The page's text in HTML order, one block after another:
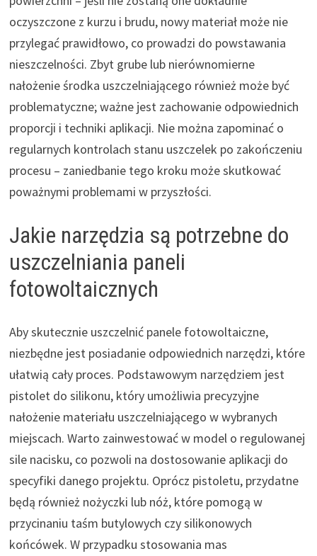
oczyszczone z kurzu i brudu, nowy materiał może nie
przylegać prawidłowo, co prowadzi do powstawania
nieszczelności. Zbyt grube lub nierównomierne
nałożenie środka uszczelniającego również może być
problematyczne; ważne jest zachowanie odpowiednich
proporcji i techniki aplikacji. Nie można zapominać o
regularnych kontrolach stanu uszczelek po zakończeniu
procesu – zaniedbanie tego kroku może skutkować
poważnymi problemami w przyszłości.
Jakie narzędzia są potrzebne do
uszczelniania paneli
fotowoltaicznych
Aby skutecznie uszczelnić panele fotowoltaiczne,
niezbędne jest posiadanie odpowiednich narzędzi, które
ułatwią cały proces. Podstawowym narzędziem jest
pistolet do silikonu, który umożliwia precyzyjne
nałożenie materiału uszczelniającego w wybranych
miejscach. Warto zainwestować w model o regulowanej
sile nacisku, co pozwoli na dostosowanie aplikacji do
specyfiki danego projektu. Oprócz pistoletu, przydatne
będą również nożyczki lub nóż, które pomogą w
przycinaniu taśm butylowych czy silikonowych
końcówek. W przypadku stosowania mas